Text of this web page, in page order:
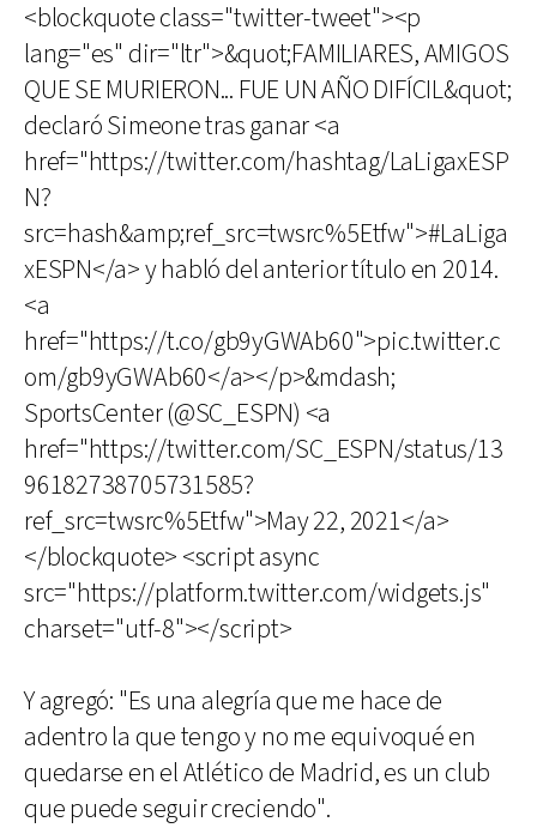
<blockquote class="twitter-tweet"><p
lang="es" dir="ltr">&quot;FAMILIARES, AMIGOS
QUE SE MURIERON... FUE UN AÑO DIFÍCIL&quot;
declaró Simeone tras ganar <a
href="https://twitter.com/hashtag/LaLigaxESP
N?
src=hash&amp;ref_src=twsrc%5Etfw">#LaLiga
xESPN</a> y habló del anterior título en 2014.
<a
href="https://t.co/gb9yGWAb60">pic.twitter.c
om/gb9yGWAb60</a></p>&mdash;
SportsCenter (@SC_ESPN) <a
href="https://twitter.com/SC_ESPN/status/13
96182738705731585?
ref_src=twsrc%5Etfw">May 22, 2021</a>
</blockquote> <script async
src="https://platform.twitter.com/widgets.js"
charset="utf-8"></script>
Y agregó: "Es una alegría que me hace de
adentro la que tengo y no me equivoqué en
quedarse en el Atlético de Madrid, es un club
que puede seguir creciendo".